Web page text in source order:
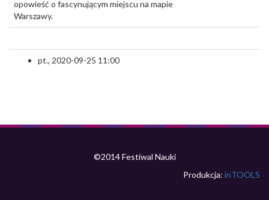
opowieść o fascynującym miejscu na mapie
Warszawy.
pt., 2020-09-25 11:00
©2014 Festiwal Nauki
Produkcja: inTOOLS